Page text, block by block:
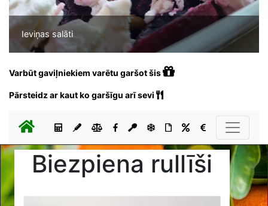
Ieviņas salāti
Varbūt gaviļniekiem varētu garšot šis
Pārsteidz ar kaut ko garšīgu arī sevi
Biezpiena rullīši